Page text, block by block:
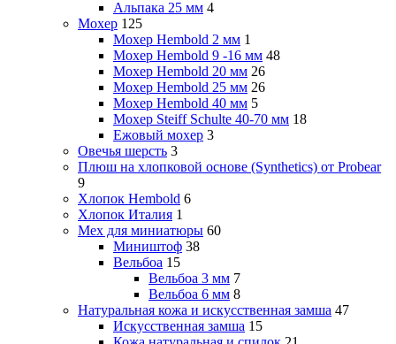
Альпака 25 мм 4
Мохер 125
Мохер Hembold 2 мм 1
Мохер Hembold 9 -16 мм 48
Мохер Hembold 20 мм 26
Мохер Hembold 25 мм 26
Мохер Hembold 40 мм 5
Мохер Steiff Schulte 40-70 мм 18
Ежовый мохер 3
Овечья шерсть 3
Плюш на хлопковой основе (Synthetics) от Probear
9
Хлопок Hembold 6
Хлопок Италия 1
Мех для миниатюры 60
Миништоф 38
Вельбоа 15
Вельбоа 3 мм 7
Вельбоа 6 мм 8
Натуральная кожа и искусственная замша 47
Искусственная замша 15